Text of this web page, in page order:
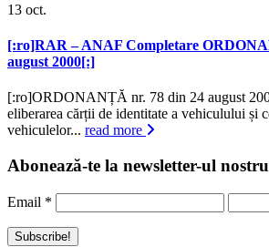
13 oct.
[:ro]RAR – ANAF Completare
august 2000[:]
[:ro]ORDONANȚĂ nr. 78 din 24 august
eliberarea cărții de identitate a vehiculului și
vehiculelor... read more
Abonează-te la newsletter-ul nostru
Email *